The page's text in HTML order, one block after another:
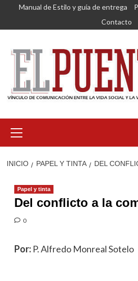
Saltar
contenido
Manual de Estilo y guía de entrega
Contacto
primario
INICIO PAPEL Y TINTA DEL
Papel y tinta
Del conflicto a la
0
Por:P. Alfredo Monreal Sotelo